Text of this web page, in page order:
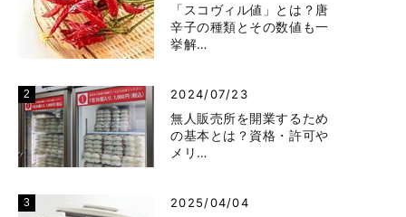
「スコヴィル値」とは？唐
辛子の種類とその数値も一
挙解…
2024/07/23
無人販売所を開業するため
の基本とは？資格・許可や
メリ…
2025/04/04